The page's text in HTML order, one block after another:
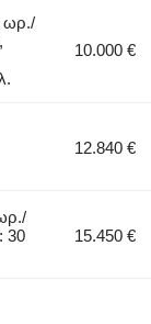
ωρ./
10.000 €
12.840 €
30
15.450 €